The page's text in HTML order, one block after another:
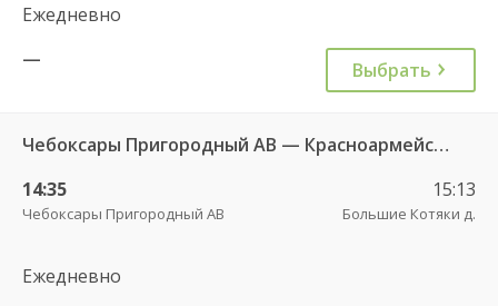
Ежедневно
—
Выбрать
Чебоксары Пригородный АВ — Красноармейское с. ДКП 121
14:35
Чебоксары Пригородный АВ
15:13
Большие Котяки д.
Ежедневно